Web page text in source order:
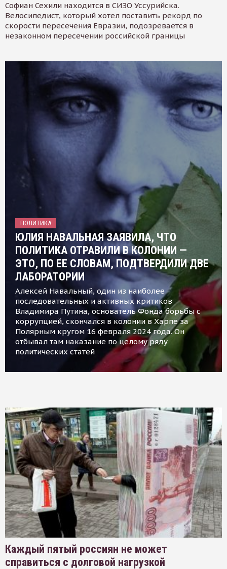
Софиан Сехили находится в СИЗО Уссурийска.
Велосипедист, который хотел поставить рекорд по
скорости пересечения Евразии, подозревается в
незаконном пересечении российской границы
ПОЛИТИКА
ЮЛИЯ НАВАЛЬНАЯ ЗАЯВИЛА, ЧТО
ПОЛИТИКА ОТРАВИЛИ В КОЛОНИИ —
ЭТО, ПО ЕЕ СЛОВАМ, ПОДТВЕРДИЛИ ДВЕ
ЛАБОРАТОРИИ
Алексей Навальный, один из наиболее
последовательных и активных критиков
Владимира Путина, основатель Фонда борьбы с
коррупцией, скончался в колонии в Харпе за
Полярным кругом 16 февраля 2024 года. Он
отбывал там наказание по целому ряду
политических статей
Каждый пятый россиян не может
справиться с долговой нагрузкой